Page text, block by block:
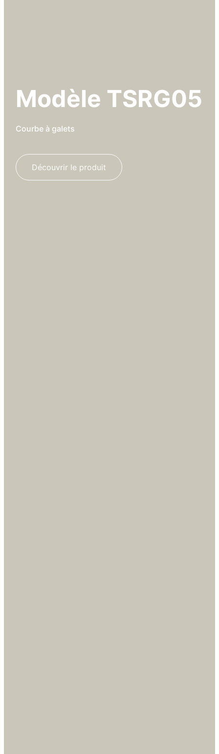
Modèle TSRG05
Courbe à galets
Découvrir le produit